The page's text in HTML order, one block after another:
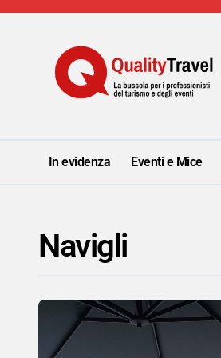
In evidenza Eventi e Mice
Navigli